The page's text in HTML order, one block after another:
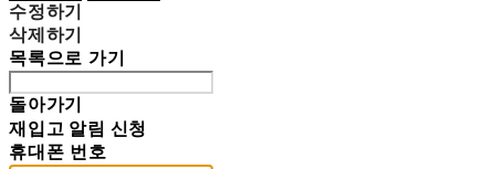
수정하기
삭제하기
목록으로 가기
돌아가기
재입고 알림 신청
휴대폰 번호